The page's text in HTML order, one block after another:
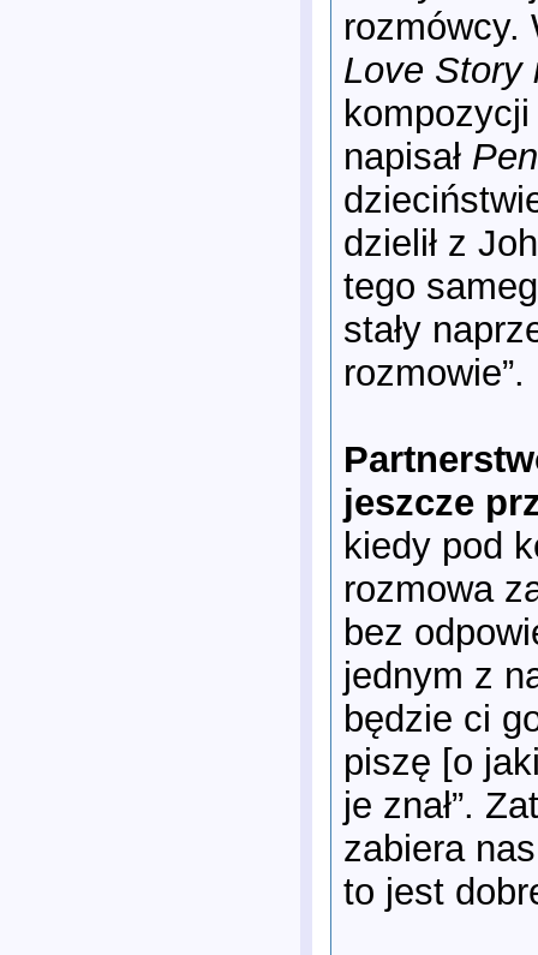
rozmówcy.
Love Story
napisał
dzielił z
tego
stały
rozmowie”.
jeszcze
kiedy pod
rozmowa
bez
jednym z
będzie ci
piszę [o
je znał”.
zabiera
to jest